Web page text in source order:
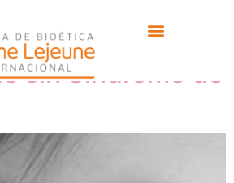
sally philips
sin Síndrome de